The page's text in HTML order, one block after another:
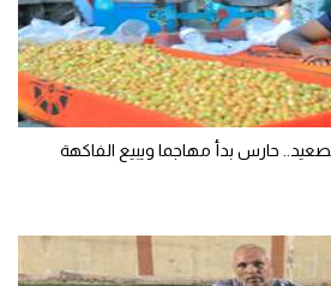
حارس بدأ مهاجما ويبيع الفاكهة